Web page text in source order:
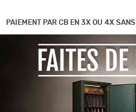
PAIEMENT PAR CB EN 3X OU 4X